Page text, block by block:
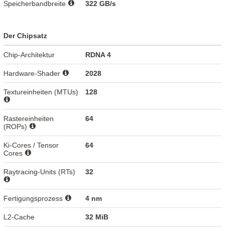
Speicherbandbreite 322 GB/s
Der Chipsatz
Chip-Architektur RDNA 4
Hardware-Shader 2028
Textureinheiten (MTUs) 128
Rastereinheiten
(ROPs)
64
Ki-Cores / Tensor
Cores
64
Raytracing-Units (RTs) 32
Fertigungsprozess 4 nm
L2-Cache 32 MiB